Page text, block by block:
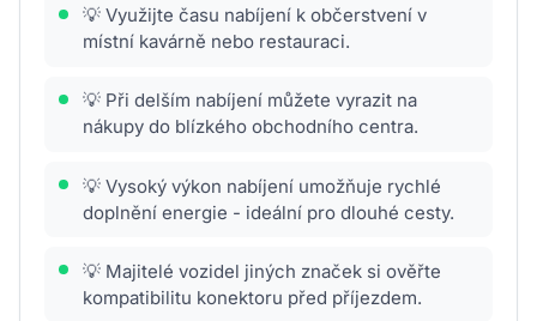
💡 Využijte času nabíjení k občerstvení v
místní kavárně nebo restauraci.
💡 Při delším nabíjení můžete vyrazit na
nákupy do blízkého obchodního centra.
💡 Vysoký výkon nabíjení umožňuje rychlé
doplnění energie - ideální pro dlouhé cesty.
💡 Majitelé vozidel jiných značek si ověřte
kompatibilitu konektoru před příjezdem.